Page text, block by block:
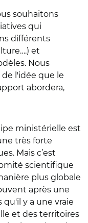
souhaitons
qui
différents
et
Nous
l'idée que le
abordera,
ministérielle est
très forte
Mais c’est
scientifique
plus globale
après une
qu'il y a une vraie
et des territoires